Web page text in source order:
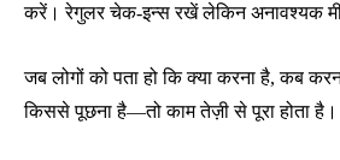
करें। रेगुलर चेक-इन्स रखें लेकिन अनावश्यक
जब लोगों को पता हो कि क्या करना है, कब
किससे पूछना है—तो काम तेज़ी से पूरा होता है।